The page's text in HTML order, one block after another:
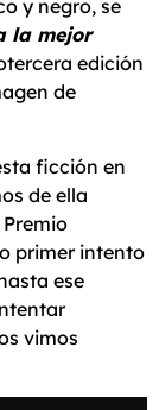
y negro, se
la mejor
edición
de
ficción en
de ella
primer intento
ese
vimos